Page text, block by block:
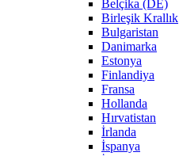
Belçika (DE)
Birleşik Krallık
Bulgaristan
Danimarka
Estonya
Finlandiya
Fransa
Hollanda
Hırvatistan
İrlanda
İspanya